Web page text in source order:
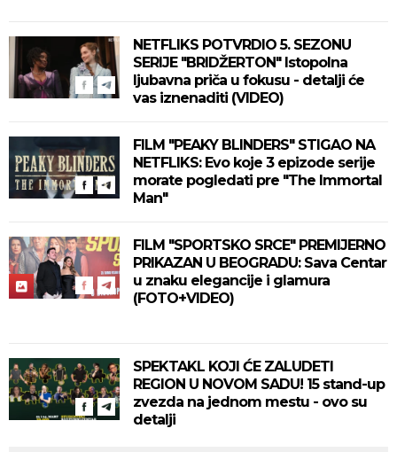
NETFLIKS POTVRDIO 5. SEZONU
SERIJE "BRIDŽERTON" Istopolna
ljubavna priča u fokusu - detalji će
vas iznenaditi (VIDEO)
FILM "PEAKY BLINDERS" STIGAO NA
NETFLIKS: Evo koje 3 epizode serije
morate pogledati pre "The Immortal
Man"
FILM "SPORTSKO SRCE" PREMIJERNO
PRIKAZAN U BEOGRADU: Sava Centar
u znaku elegancije i glamura
(FOTO+VIDEO)
SPEKTAKL KOJI ĆE ZALUDETI
REGION U NOVOM SADU! 15 stand-up
zvezda na jednom mestu - ovo su
detalji